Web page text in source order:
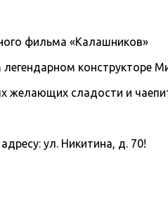
фильма «Калашников»
конструкторе
желающих сладости и
ул. Никитина, д. 70!